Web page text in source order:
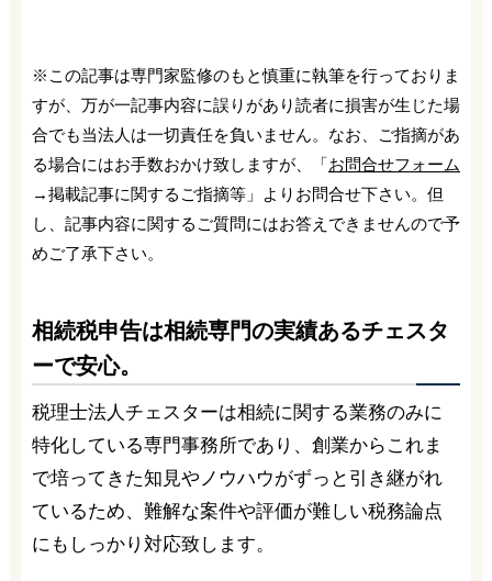
※この記事は専門家監修のもと慎重に執筆を行っておりま
すが、万が一記事内容に誤りがあり読者に損害が生じた場
合でも当法人は一切責任を負いません。なお、ご指摘があ
る場合にはお手数おかけ致しますが、「お問合せフォーム
→掲載記事に関するご指摘等」よりお問合せ下さい。但
し、記事内容に関するご質問にはお答えできませんので予
めご了承下さい。
相続税申告は相続専門の実績あるチェスタ
ーで安心。
税理士法人チェスターは相続に関する業務のみに
特化している専門事務所であり、創業からこれま
で培ってきた知見やノウハウがずっと引き継がれ
ているため、難解な案件や評価が難しい税務論点
にもしっかり対応致します。